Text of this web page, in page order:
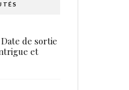
Date de sortie
et